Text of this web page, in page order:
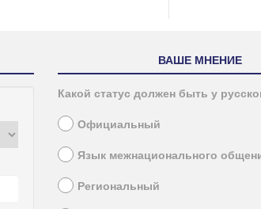
ВАШЕ МНЕНИЕ
Какой статус должен быть у
Официальный
Язык межнационального
Региональный